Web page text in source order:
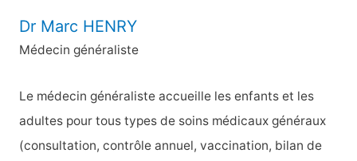
Dr Marc HENRY
Médecin généraliste
Le médecin généraliste accueille les enfants et les
adultes pour tous types de soins médicaux généraux
(consultation, contrôle annuel, vaccination, bilan de